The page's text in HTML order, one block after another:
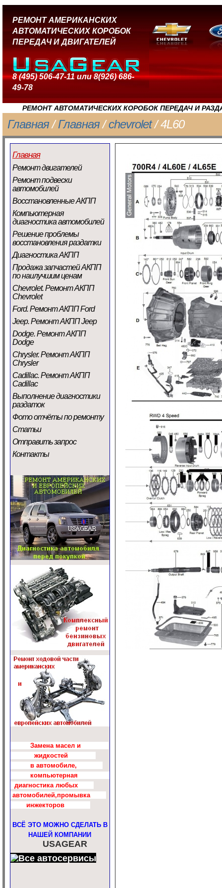
РЕМОНТ АМЕРИКАНСКИХ
АВТОМАТИЧЕСКИХ КОРОБОК
ПЕРЕДАЧ И ДВИГАТЕЛЕЙ
8 (495) 506-47-11 или 8(926) 686-
49-78
РЕМОНТ АВТОМАТИЧЕСКИХ КОРОБОК ПЕРЕДАЧ И
Главная/Главная/chevrolet/ 4L60
Главная
Ремонт двигателей
Ремонт подвески
автомобилей
Восстановленные АКПП
Компьютерная
диагностика автомобилей
Решение проблемы
восстановления раздатки
Диагностика АКПП
Продажа запчастей АКПП
по наилучшим ценам
Chevrolet. Ремонт АКПП
Chevrolet
Ford. Ремонт АКПП Ford
Jeep. Ремонт АКПП Jeep
Dodge. Ремонт АКПП
Dodge
Chrysler. Ремонт АКПП
Chrysler
Cadillac. Ремонт АКПП
Cadillac
Выполнение диагностики
раздаток
Фото отчёты по ремонту
Статьи
Отправить запрос
Контакты
Замена масел и
жидкостей
в автомобиле,
компьютерная
диагностика любых
автомобилей,промывка
инжекторов
ВСЁ ЭТО МОЖНО СДЕЛАТЬ В
НАШЕЙ КОМПАНИИ
USAGEAR